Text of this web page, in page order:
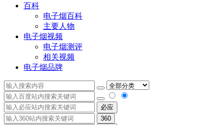
百科
电子烟百科
主要人物
电子烟视频
电子烟测评
相关视频
电子烟品牌
必应
360